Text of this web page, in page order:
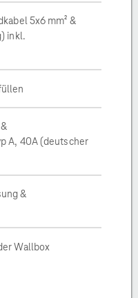
5x6 mm² &
inkl.
A, 40A (deutscher
&
Wallbox